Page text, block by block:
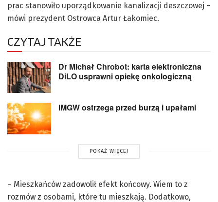
prac stanowiło uporządkowanie kanalizacji deszczowej –
mówi prezydent Ostrowca Artur Łakomiec.
CZYTAJ TAKŻE
Dr Michał Chrobot: karta elektroniczna
DiLO usprawni opiekę onkologiczną
IMGW ostrzega przed burzą i upałami
POKAŻ WIĘCEJ
– Mieszkańców zadowolił efekt końcowy. Wiem to z
rozmów z osobami, które tu mieszkają. Dodatkowo,